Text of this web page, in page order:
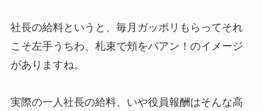
社長の給料というと、毎月ガッポリもらってそれ
こそ左手うちわ、札束で頬をパアン！のイメージ
がありますね。
実際の一人社長の給料、いや役員報酬はそんな高